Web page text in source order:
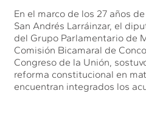
En el marco de los 27 años
San Andrés Larráinzar, el
del Grupo Parlamentario de
Comisión Bicamaral de
Congreso de la Unión,
reforma constitucional en
encuentran integrados los